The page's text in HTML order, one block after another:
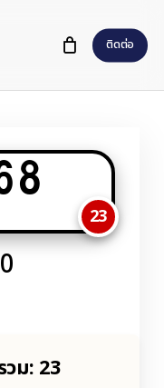
ติดต่อ
23
ม: 23